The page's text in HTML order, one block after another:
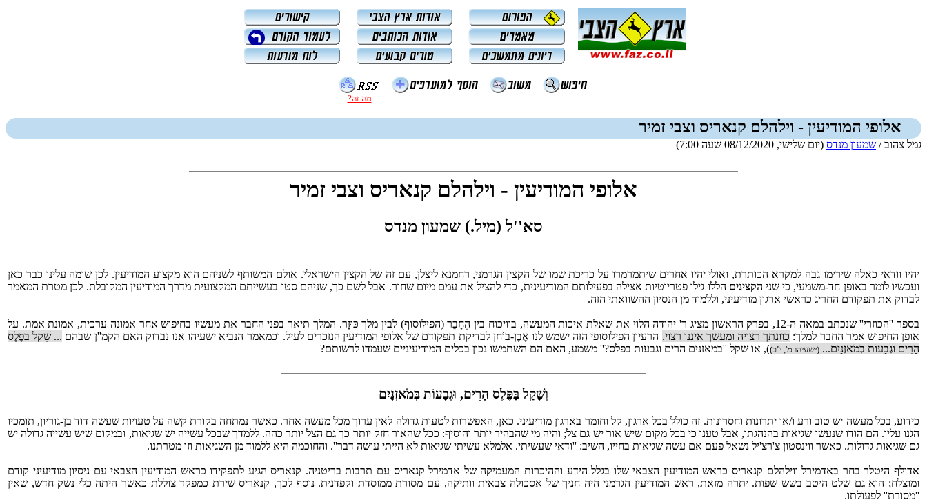
מה זה?
אלופי המודיעין - וילהלם קנאריס וצבי זמיר
גמל צהוב / שמעון מנדס (יום שלישי, 08/12/2020 שעה 7:00)
אלופי המודיעין - וילהלם קנאריס וצבי זמיר
סא''ל (מיל.) שמעון מנדס
יהיו וודאי כאלה שירימו גבה למקרא הכותרת, ואולי יהיו אחרים שיתמרמרו על כריכת שמו של הקצין הגרמני, רחמנא ליצלן, עם זה של הקצין הישראלי. אולם המשותף לשניהם הוא מקצוע המודיעין. לכן שומה עלינו כבר כאן
ועכשיו לומר באופן חד-משמעי, כי שני הקצינים הללו גילו פטריוטיות אצילה בפעילותם המודיעינית, כדי להציל את עמם מיום שחור. אבל לשם כך, שניהם סטו בעשייתם המקצועית מדרך המודיעין המקובלת. לכן מטרת המאמר
לבדוק את תפקודם החריג כראשי ארגון מודיעיני, וללמוד מן הנסיון ההשוואתי הזה.
בספר ''הכוזרי'' שנכתב במאה ה-‏12, בפרק הראשון מציג ר' יהודה הלוי את שאלת איכות המעשה, בוויכוח בין הֶחָבֵר (הפילוסוף) לבין מלך כּוּזָר. המלך תיאר בפני החבר את מעשיו בחיפוש אחר אמונה ערכית, אמונת אמת. על
אופן החיפוש אמר החבר למלך: כוונתך רצויה ומעשך איננו רצוי. הרעיון הפילוסופי הזה ישמש לנו אֶבֶן-בוֹחַן לבדיקת תפקודם של אלופי המודיעין הנזכרים לעיל. וכמאמר הנביא ישעיהו אנו נבדוק האם הקמ''ן שבהם ... שָׁקַל בַּפֶּלֶס
הָרִים וּגְבָעוֹת בְֹמֹאזְנָיִם... (ישעיהו מ', י''ב)), או שקל ''במאזנים הרים וגבעות בפלס?'' משמע, האם הם השתמשו נכון בכלים המודיעיניים שעמדו לרשותם?
וְשָׁקַל בַּפֶּלֶס הָרִים, וּגְבָעוֹת בְּמֹאזְנָיִם
כידוע, בכל מעשה יש טוב ורע ו/או יתרונות וחסרונות. זה כולל בכל ארגון, קל וחומר בארגון מודיעיני. כאן, האפשרות לטעות גדולה לאין ערוך מכל מעשה אחר. כאשר נמתחה בקורת קשה על טעויות שעשה דוד בן-גוריון, תומכיו
הגנו עליו. הם הודו שנעשו שגיאות בהנהגתו, אבל טענו כי בכל מקום שיש אור יש גם צל; והיה מי שהבהיר יותר והוסיף: ככל שהאור חזק יותר כך גם הצל יותר כהה. ללמדך שבכל עשייה יש שגיאות, ובמקום שיש עשייה גדולה יש
גם שגיאות גדולות. כאשר ווינסטון צ'רצ'יל נשאל פעם אם עשה שגיאות בחייו, השיב: ''ודאי שעשיתי. אלמלא עשיתי שגיאות לא הייתי עושה דבר''. והחוכמה היא ללמוד מן השגיאות וזו מטרתנו.
אדולף היטלר בחר באדמירל ווילהלם קנאריס כראש המודיעין הצבאי שלו בגלל הידע וההיכרות המעמיקה של אדמירל קנאריס עם תרבות בריטניה. קנאריס הגיע לתפקידו כראש המודיעין הצבאי עם ניסיון מודיעיני קודם
ומוצלח; הוא גם שלט היטב בשש שפות. יתרה מזאת, ראש המודיעין הגרמני היה חניך של אסכולה צבאית וותיקה, עם מסורת ממוסדת וקפדנית. נוסף לכך, קנאריס שירת כמפקד צוללת כאשר היתה כלי נשק חדש, שאין
''מסורת'' לפעולתו.